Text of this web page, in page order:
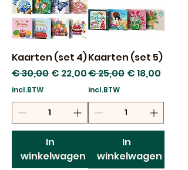
Kaarten (set 4)
Normale prijs
€ 30,00 Verkoopprijs
€ 22,00
incl.BTW
In
winkelwagen
Kaarten (set 5)
Normale prijs
€ 25,00 Verkoopprijs
€ 18,00
incl.BTW
In
winkelwagen